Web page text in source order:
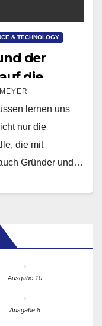
& TECHNOLOGY
der
die
lernen uns
nur die
die mit
Gründer und…
Ausgabe 10
Ausgabe 8